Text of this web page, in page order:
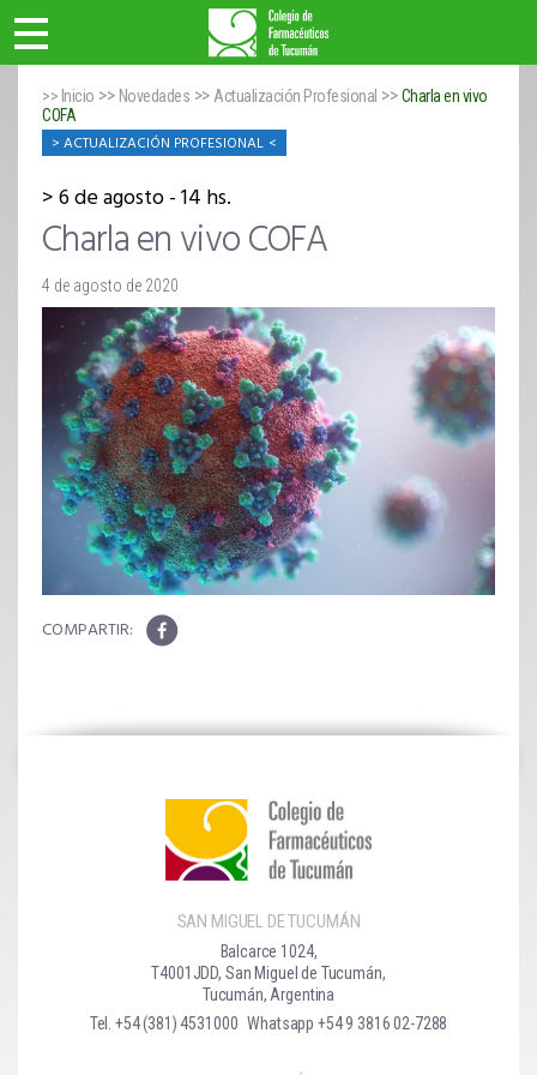
>> Inicio >> Novedades >> Actualización Profesional >>Charla en vivo
COFA
ACTUALIZACIÓN PROFESIONAL
6 de agosto - 14 hs.
Charla en vivo COFA
4 de agosto de 2020
SAN MIGUEL DE TUCUMÁN
Balcarce 1024,
T4001JDD, San Miguel de Tucumán,
Tucumán, Argentina
Tel. +54 (381) 4531000 Whatsapp +54 9 3816 02-7288